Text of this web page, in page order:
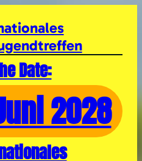
Date:
2028